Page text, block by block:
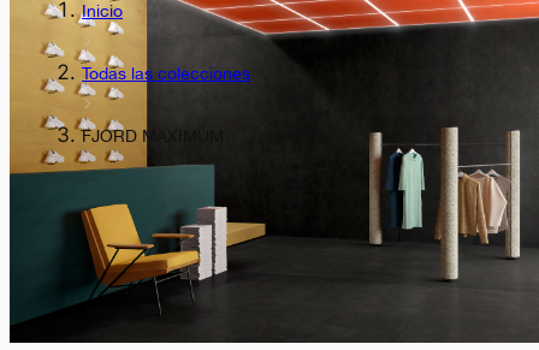
Inicio
Todas las colecciones
FJORD MAXIMUM